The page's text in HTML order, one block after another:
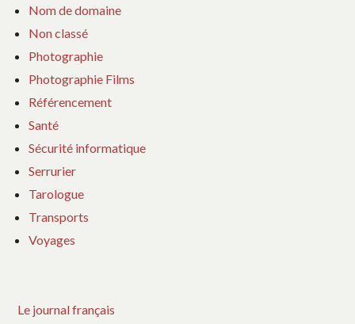
Nom de domaine
Non classé
Photographie
Photographie Films
Référencement
Santé
Sécurité informatique
Serrurier
Tarologue
Transports
Voyages
Le journal français